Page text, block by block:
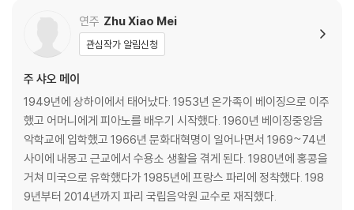
연주 Zhu Xiao Mei
관심작가 알림신청
주 샤오 메이
1949년에 상하이에서 태어났다. 1953년 온가족이 베이징으로 이주
했고 어머니에게 피아노를 배우기 시작했다. 1960년 베이징중앙음
악학교에 입학했고 1966년 문화대혁명이 일어나면서 1969~74년
사이에 내몽고 근교에서 수용소 생활을 겪게 된다. 1980년에 홍콩을
거쳐 미국으로 유학했다가 1985년에 프랑스 파리에 정착했다. 198
9년부터 2014년까지 파리 국립음악원 교수로 재직했다.